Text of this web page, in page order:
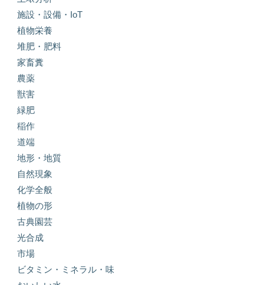
施設・設備・IoT
植物栄養
堆肥・肥料
家畜糞
農薬
獣害
緑肥
稲作
道端
地形・地質
自然現象
化学全般
植物の形
古典園芸
光合成
市場
ビタミン・ミネラル・味